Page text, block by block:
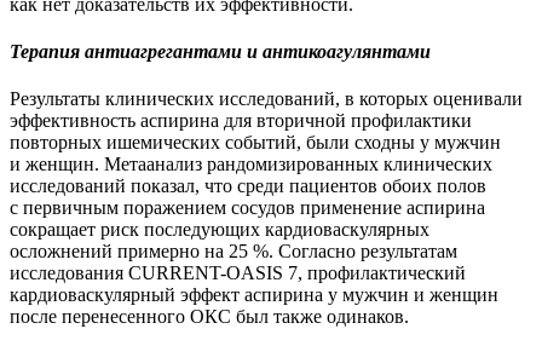
Терапия антиагрегантами и антикоагулянтами
Результаты клинических исследований, в которых оценивали
эффективность аспирина для вторичной профилактики
повторных ишемических событий, были сходны у мужчин
и женщин. Метаанализ рандомизированных клинических
исследований показал, что среди пациентов обоих полов
с первичным поражением сосудов применение аспирина
сокращает риск последующих кардиоваскулярных
осложнений примерно на 25 %. Согласно результатам
исследования CURRENT-OASIS 7, профилактический
кардиоваскулярный эффект аспирина у мужчин и женщин
после перенесенного ОКС был также одинаков.